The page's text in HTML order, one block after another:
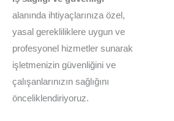
alanında ihtiyaçlarınıza özel,
yasal gerekliliklere uygun ve
profesyonel hizmetler sunarak
işletmenizin güvenliğini ve
çalışanlarınızın sağlığını
önceliklendiriyoruz.